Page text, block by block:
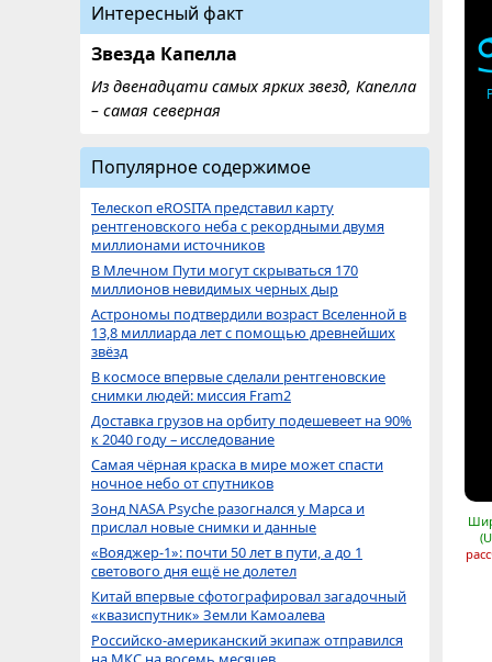
Интересный факт
Звезда Капелла
Из двенадцати самых ярких звезд, Капелла
– самая северная
Популярное содержимое
Телескоп eROSITA представил карту
рентгеновского неба с рекордными двумя
миллионами источников
В Млечном Пути могут скрываться 170
миллионов невидимых черных дыр
Астрономы подтвердили возраст Вселенной в
13,8 миллиарда лет с помощью древнейших
звёзд
В космосе впервые сделали рентгеновские
снимки людей: миссия Fram2
Доставка грузов на орбиту подешевеет на 90%
к 2040 году – исследование
Самая чёрная краска в мире может спасти
ночное небо от спутников
Зонд NASA Psyche разогнался у Марса и
прислал новые снимки и данные
«Вояджер-1»: почти 50 лет в пути, а до 1
светового дня ещё не долетел
Китай впервые сфотографировал загадочный
«квазиспутник» Земли Камоалева
Российско-американский экипаж отправился